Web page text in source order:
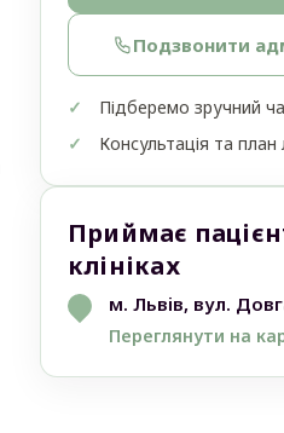
Подзвонити
Підберемо зручний
Консультація та план
Приймає
клініках
м. Львів, вул.
Переглянути на